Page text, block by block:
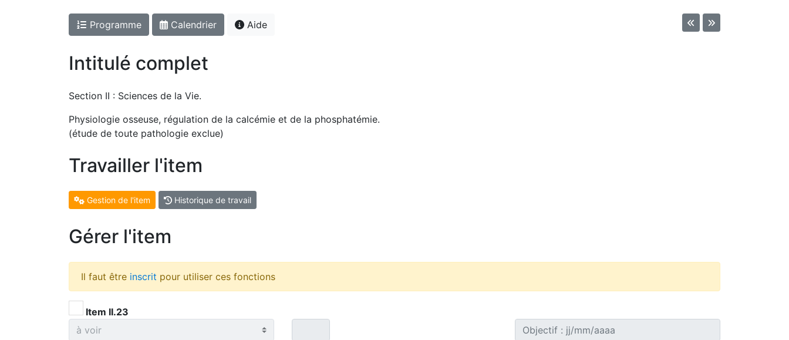
Programme Calendrier Aide
Intitulé complet
Section II : Sciences de la Vie.
Physiologie osseuse, régulation de la calcémie et de la phosphatémie.
(étude de toute pathologie exclue)
Travailler l'item
Gestion de l'item Historique de travail
Gérer l'item
Il faut être inscrit pour utiliser ces fonctions
Item II.23